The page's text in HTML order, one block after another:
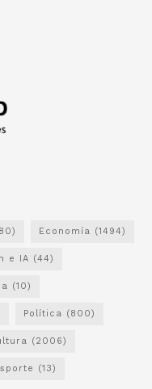
Economía (1494)
e IA (44)
(10)
Política (800)
(2006)
(13)